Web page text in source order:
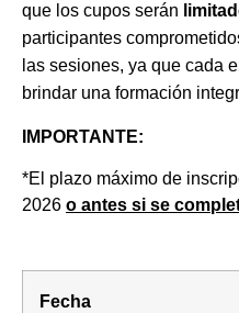
que los cupos serán
participantes
las sesiones, ya que cada
brindar una formación
IMPORTANTE:
*El plazo máximo de
2026 o antes si se
Fecha